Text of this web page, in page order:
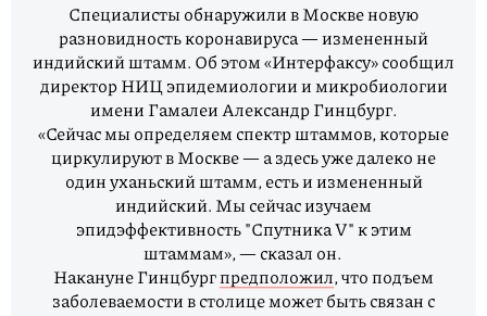
Специалисты обнаружили в Москве новую
разновидность коронавируса — измененный
индийский штамм. Об этом «Интерфаксу» сообщил
директор НИЦ эпидемиологии и микробиологии
имени Гамалеи Александр Гинцбург.
«Сейчас мы определяем спектр штаммов, которые
циркулируют в Москве — а здесь уже далеко не
один уханьский штамм, есть и измененный
индийский. Мы сейчас изучаем
эпидэффективность "Спутника V" к этим
штаммам», — сказал он.
Накануне Гинцбургпредположил, что подъем
заболеваемости в столице может быть связан с